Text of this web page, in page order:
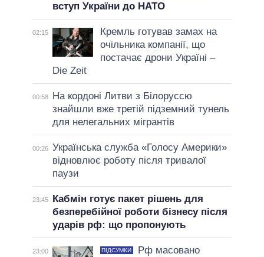
вступ України до НАТО
02:15
Кремль готував замах на
очільника компанії, що
постачає дрони Україні –
Die Zeit
00:58
На кордоні Литви з Білоруссю
знайшли вже третій підземний тунель
для нелегальних мігрантів
00:26 Українська служба «Голосу Америки»
відновлює роботу після тривалої
паузи
23:45
Кабмін готує пакет рішень для
безперебійної роботи бізнесу після
ударів рф: що пропонують
23:00 ПІДСУМКИ
Рф масовано